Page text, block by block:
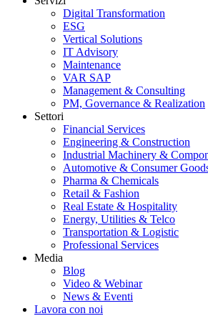
Digital Transformation
ESG
Vertical Solutions
IT Advisory
Maintenance
VAR SAP
Management & Consulting
PM, Governance & Realization
Settori
Financial Services
Engineering & Construction
Industrial Machinery &
Automotive & Consumer
Pharma & Chemicals
Retail & Fashion
Real Estate & Hospitality
Energy, Utilities & Telco
Transportation & Logistic
Professional Services
Media
Blog
Video & Webinar
News & Eventi
Lavora con noi